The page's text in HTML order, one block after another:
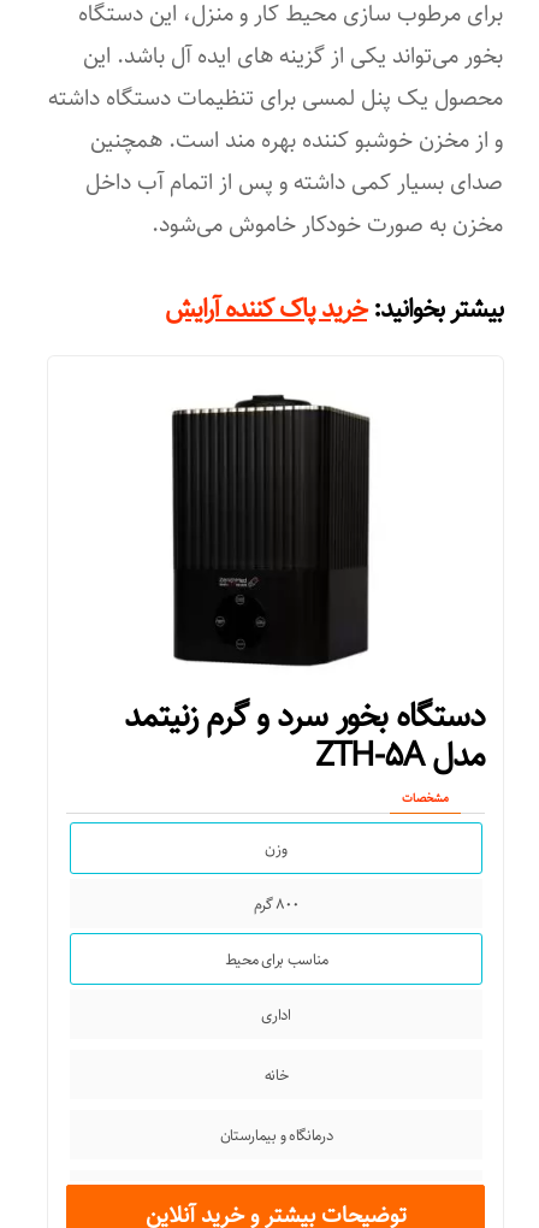
ظرفیت مخزن آب
منبع انرژی
برق خانگی
۳۰۰x۲۲۰x۴۰۰ میلی‌متر
برای مرطوب سازی محیط کار و منزل، این دستگاه
بخور می‌تواند یکی از گزینه های ایده آل باشد. این
محصول یک پنل لمسی برای تنظیمات دستگاه داشته
و از مخزن خوشبو کننده بهره مند است. همچنین
صدای بسیار کمی داشته و پس از اتمام آب داخل
مخزن به صورت خودکار خاموش می‌شود.
بیشتر بخوانید: خرید پاک کننده آرایش
دستگاه بخور سرد و گرم زنیتمد
مدل ZTH-۵A
مشخصات
وزن
۸۰۰ گرم
مناسب برای محیط
اداری
خانه
درمانگاه و بیمارستان
توضیحات بیشتر و خرید آنلاین